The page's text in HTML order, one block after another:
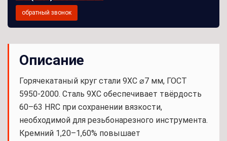
обратный звонок
Описание
Горячекатаный круг стали 9ХС ⌀7 мм, ГОСТ
5950-2000. Сталь 9ХС обеспечивает твёрдость
60–63 HRC при сохранении вязкости,
необходимой для резьбонарезного инструмента.
Кремний 1,20–1,60% повышает